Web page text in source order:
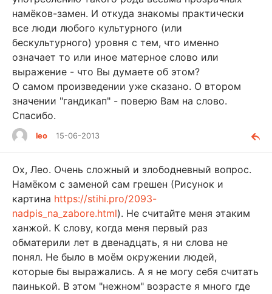
намёков-замен. И откуда знакомы практически
все люди любого культурного (или
бескультурного) уровня с тем, что именно
означает то или иное матерное слово или
выражение - что Вы думаете об этом?
О самом произведении уже сказано. О втором
значении "гандикап" - поверю Вам на слово.
Спасибо.
leo 15-06-2013
Ох, Лео. Очень сложный и злободневный вопрос.
Намёком с заменой сам грешен (Рисунок и
картина https://stihi.pro/2093-
nadpis_na_zabore.html). Не считайте меня этаким
ханжой. К слову, когда меня первый раз
обматерили лет в двенадцать, я ни слова не
понял. Не было в моём окружении людей,
которые бы выражались. А я не могу себя считать
паинькой. В этом "нежном" возрасте я много где